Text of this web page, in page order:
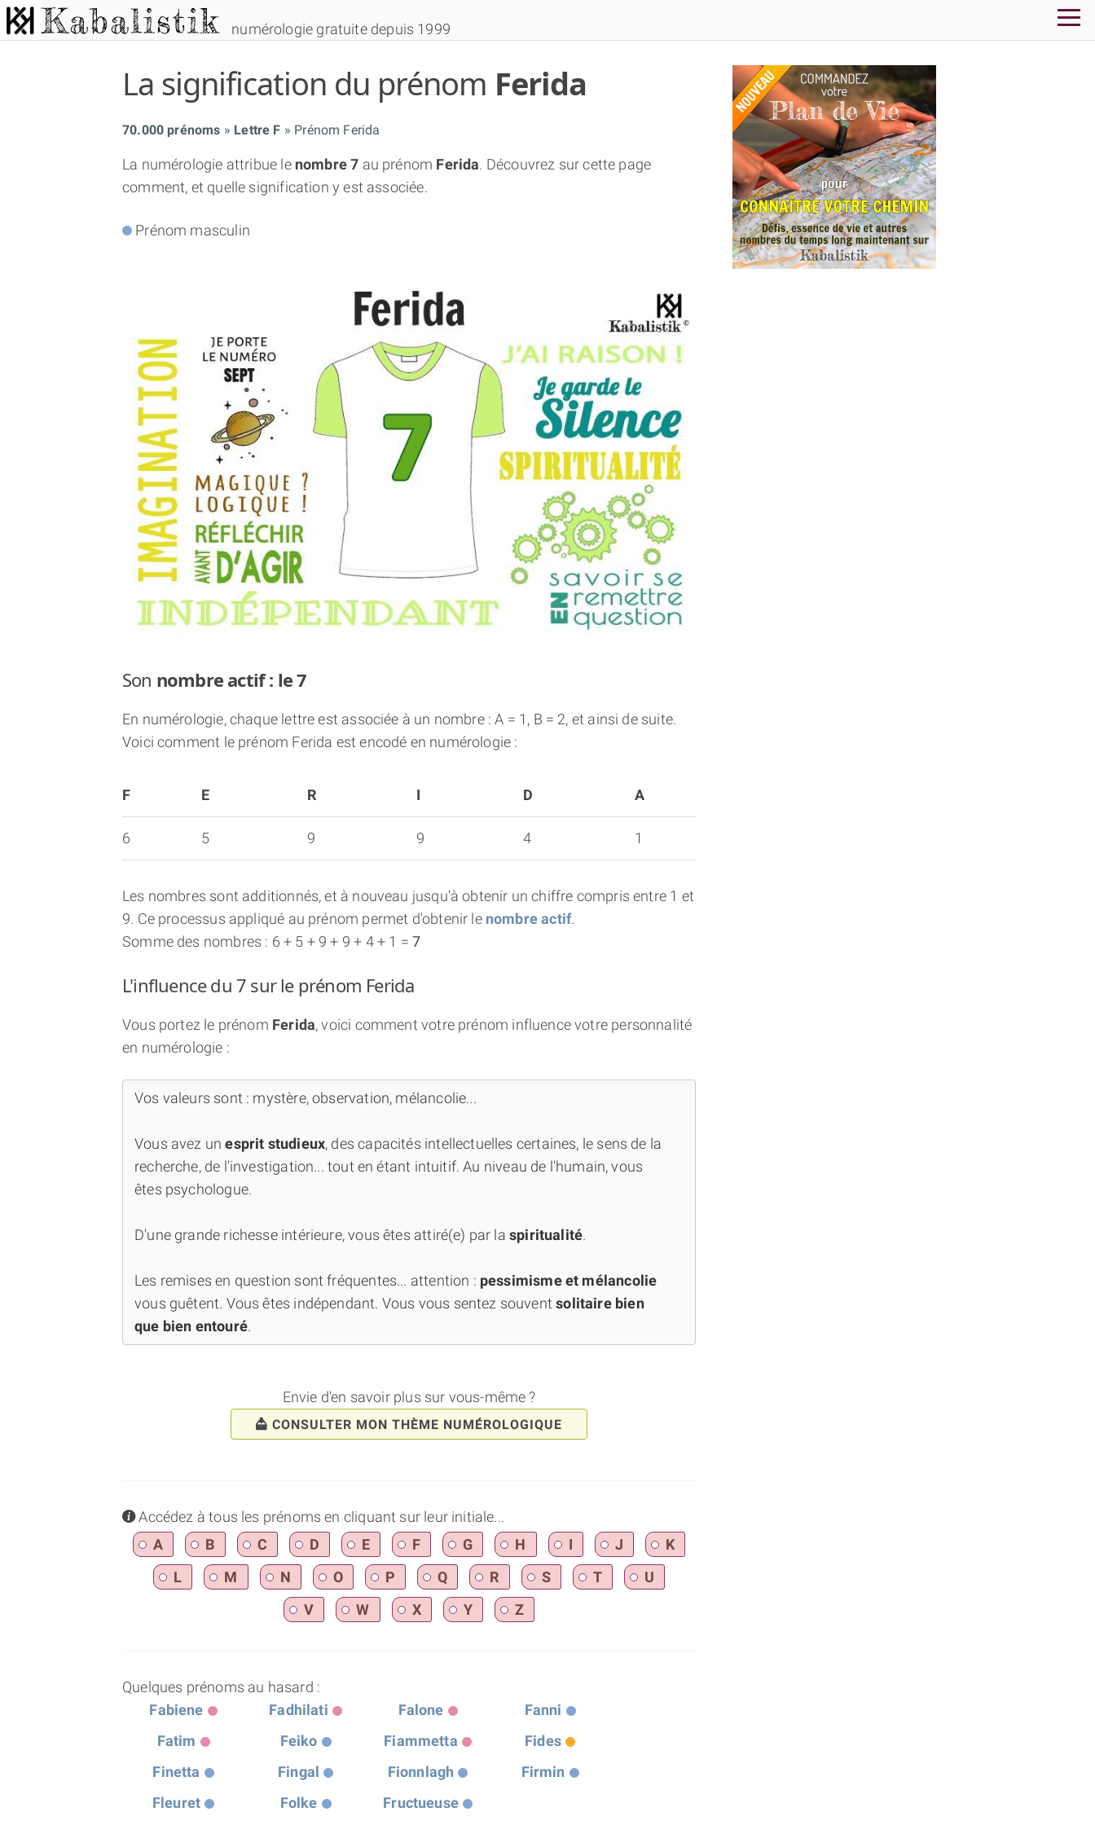
numérologie gratuite depuis 1999
La signification du prénom Ferida
70.000 prénoms Lettre F Prénom Ferida
La numérologie attribue le nombre 7 au prénom Ferida. Découvrez sur cette page
comment, et quelle signification y est associée.
Prénom masculin
Son nombre actif : le 7
En numérologie, chaque lettre est associée à un nombre : A = 1, B = 2, et ainsi de suite.
Voici comment le prénom Ferida est encodé en numérologie :
F E R I D A
6 5 9 9 4 1
Les nombres sont additionnés, et à nouveau jusqu'à obtenir un chiffre compris entre 1 et
9. Ce processus appliqué au prénom permet d'obtenir le nombre actif.
Somme des nombres : 6 + 5 + 9 + 9 + 4 + 1 = 7
L'influence du 7 sur le prénom Ferida
Vous portez le prénom Ferida, voici comment votre prénom influence votre personnalité
en numérologie :
Vos valeurs sont : mystère, observation, mélancolie...
Vous avez unesprit studieux, des capacités intellectuelles certaines, le sens de la
recherche, de l'investigation... tout en étant intuitif. Au niveau de l'humain, vous
êtes psychologue.
D'une grande richesse intérieure, vous êtes attiré(e) par laspiritualité.
Les remises en question sont fréquentes... attention : pessimisme et mélancolie
vous guêtent. Vous êtes indépendant. Vous vous sentez souventsolitaire bien
que bien entouré.
Envie d'en savoir plus sur vous-même ?
CONSULTER MON THÈME NUMÉROLOGIQUE
infoAccédez à tous les prénoms en cliquant sur leur initiale...
A
B C D E F G H I J
K
L
M N O P Q R S T
U
V
W X Y Z
Quelques prénoms au hasard :
Fabiene
Fadhilati Falone
Fanni
Fatim
Feiko Fiammetta
Fides
Finetta
Fingal Fionnlagh
Firmin
Fleuret
Folke Fructueuse
NUMÉROSCOPE
THÈME « DOUBLE JE »
APPRENDRE LA NUMÉROLOGIE
EXPLORER LA NUMÉROLOGIE
70.000 PRÉNOMS
(À PROPOS)